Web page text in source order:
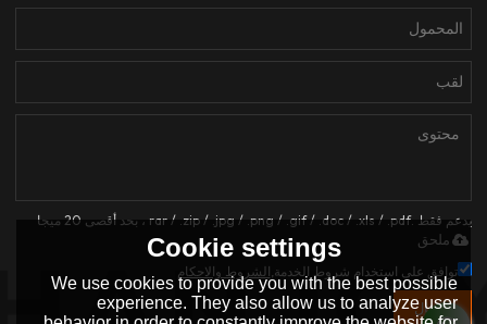
يدعم فقط .rar / .zip / .jpg / .png / .gif / .doc / .xls / .pdf ، بحد أقصى 20 ميجا
ملحق
توافق على استخدام شروط الخدمة,الشروط والاحكام
إرسال
Cookie settings
We use cookies to provide you with the best possible
experience. They also allow us to analyze user